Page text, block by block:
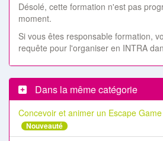
Désolé, cette formation n'est pas
moment.
Si vous êtes responsable formation,
requête pour l'organiser en INTRA
Dans la même catégorie
Concevoir et animer un Escape
Nouveauté